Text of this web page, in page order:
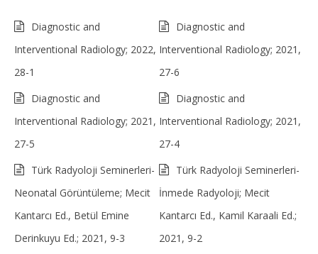
Diagnostic and
Interventional Radiology; 2022,
28-1
Diagnostic and
Interventional Radiology; 2021,
27-6
Diagnostic and
Interventional Radiology; 2021,
27-5
Diagnostic and
Interventional Radiology; 2021,
27-4
Türk Radyoloji Seminerleri-
Neonatal Görüntüleme; Mecit
Kantarcı Ed., Betül Emine
Derinkuyu Ed.; 2021, 9-3
Türk Radyoloji Seminerleri-
İnmede Radyoloji; Mecit
Kantarcı Ed., Kamil Karaali Ed.;
2021, 9-2